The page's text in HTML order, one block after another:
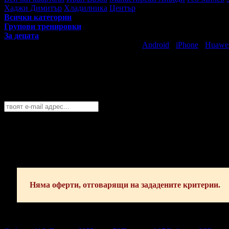
Хаджи Димитър Хладилника Център
Всички категории
Групови тренировки
За децата
Android iPhone
Няма оферти, отговарящи на зададените критерии.